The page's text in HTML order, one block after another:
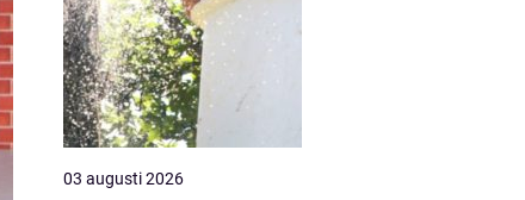
03 augusti 2026